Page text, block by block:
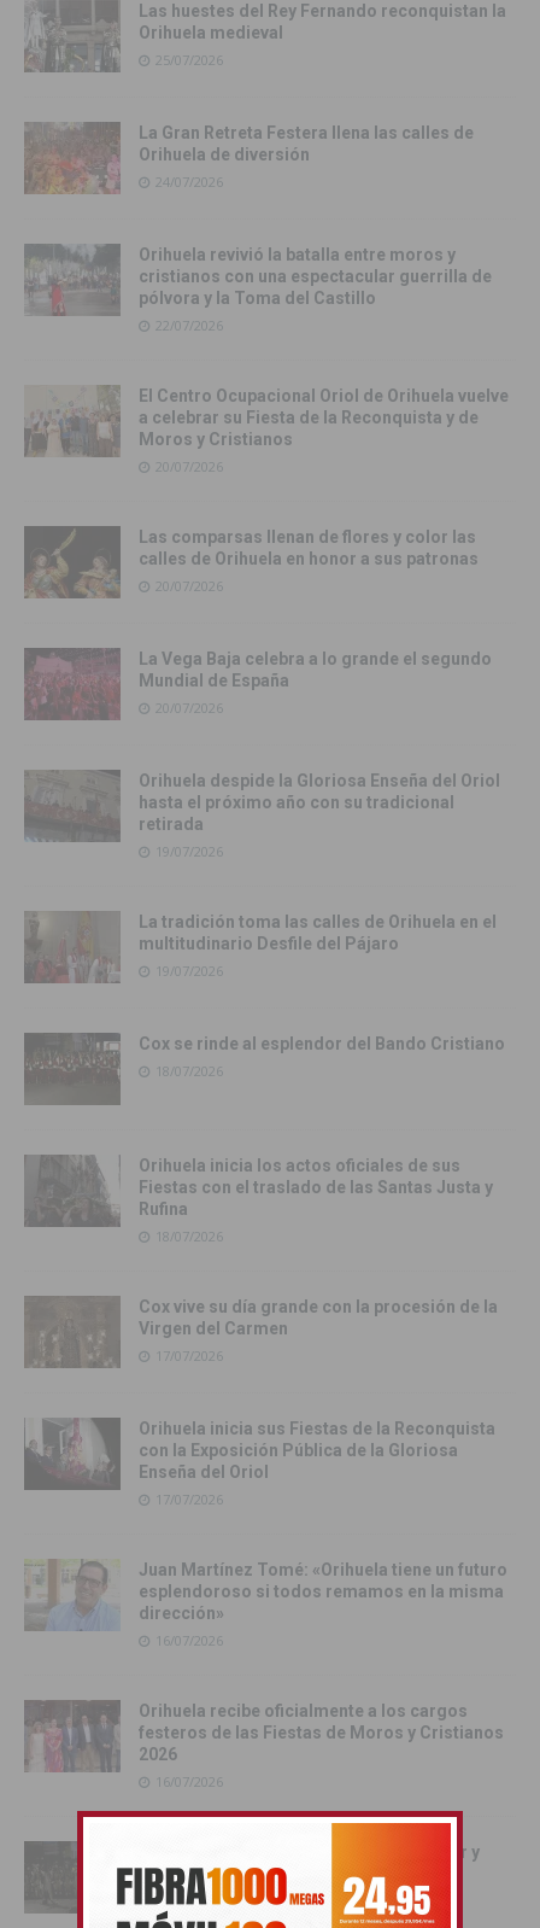
Las huestes del Rey Fernando reconquistan la
Orihuela medieval
25/07/2026
La Gran Retreta Festera llena las calles de
Orihuela de diversión
24/07/2026
Orihuela revivió la batalla entre moros y
cristianos con una espectacular guerrilla de
pólvora y la Toma del Castillo
22/07/2026
El Centro Ocupacional Oriol de Orihuela vuelve
a celebrar su Fiesta de la Reconquista y de
Moros y Cristianos
20/07/2026
Las comparsas llenan de flores y color las
calles de Orihuela en honor a sus patronas
20/07/2026
La Vega Baja celebra a lo grande el segundo
Mundial de España
20/07/2026
Orihuela despide la Gloriosa Enseña del Oriol
hasta el próximo año con su tradicional
retirada
19/07/2026
La tradición toma las calles de Orihuela en el
multitudinario Desfile del Pájaro
19/07/2026
Cox se rinde al esplendor del Bando Cristiano
18/07/2026
Orihuela inicia los actos oficiales de sus
Fiestas con el traslado de las Santas Justa y
Rufina
18/07/2026
Cox vive su día grande con la procesión de la
Virgen del Carmen
17/07/2026
Orihuela inicia sus Fiestas de la Reconquista
con la Exposición Pública de la Gloriosa
Enseña del Oriol
17/07/2026
Juan Martínez Tomé: «Orihuela tiene un futuro
esplendoroso si todos remamos en la misma
dirección»
16/07/2026
Orihuela recibe oficialmente a los cargos
festeros de las Fiestas de Moros y Cristianos
2026
16/07/2026
La magia de la noche mora llena de color y
tradición las calles de Cox
16/07/2026